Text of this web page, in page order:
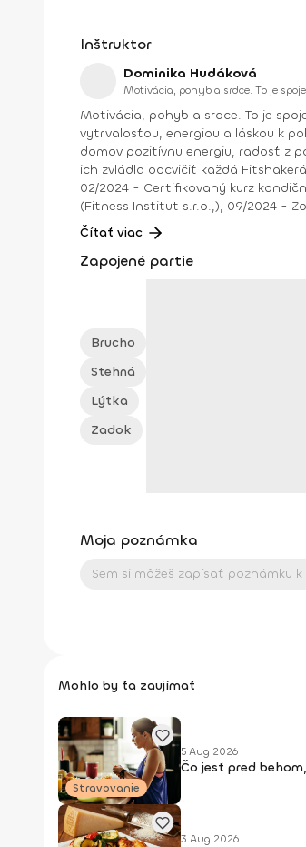
Inštruktor
Dominika Hudáková
Motivácia, pohyb a srdce. To je
Motivácia, pohyb a srdce. To je spojenie, ktoré neodmysliteľne patrí k Domi, našej novej trénerke na Fitshakeri. S nami začala cvičiť ako jedna z mnohých žien, no svojou
vytrvalosťou, energiou a láskou k pohybu to dotiahla až do tímu trénerov.
domov pozitívnu energiu, radosť z
ich zvládla odcvičiť každá Fitshakeráčka – bez ohľadu na úroveň kondície.
02/2024 - Certifikovaný kurz kondičný tréner 1. kvalifikačného stupňa, 12/2023 -
(Fitness Institut
Čítať viac
Zapojené partie
Brucho
Stehná
Lýtka
Zadok
Moja poznámka
Mohlo by ťa zaujímať
Stravovanie
5 Aug 2026
Čo jesť pred
3 Aug 2026